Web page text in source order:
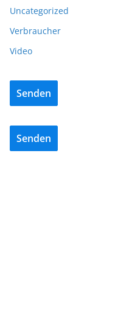
Uncategorized
Verbraucher
Video
Senden
Senden